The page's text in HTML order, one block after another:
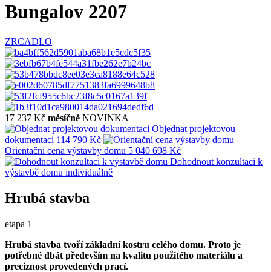
Bungalov 2207
ZRCADLO
17 237 Kč měsíčně NOVINKA
Objednat projektovou
dokumentaci 114 790 Kč
Orientační cena výstavby domu 5 040 698 Kč
Dohodnout konzultaci k
výstavbě domu individuálně
Hrubá stavba
etapa 1
Hrubá stavba tvoří základní kostru celého domu. Proto je
potřebné dbát především na kvalitu použitého materiálu a
preciznost provedených prací.